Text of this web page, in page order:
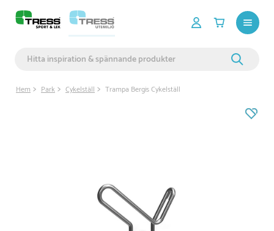
Hem Park Cykelställ Trampa Bergis Cykelställ